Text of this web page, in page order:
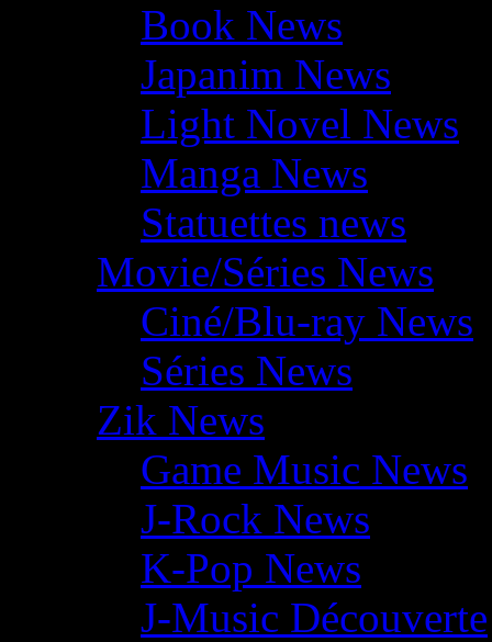
Book News
Japanim News
Light Novel News
Manga News
Statuettes news
Movie/Séries News
Ciné/Blu-ray News
Séries News
Zik News
Game Music News
J-Rock News
K-Pop News
J-Music Découverte